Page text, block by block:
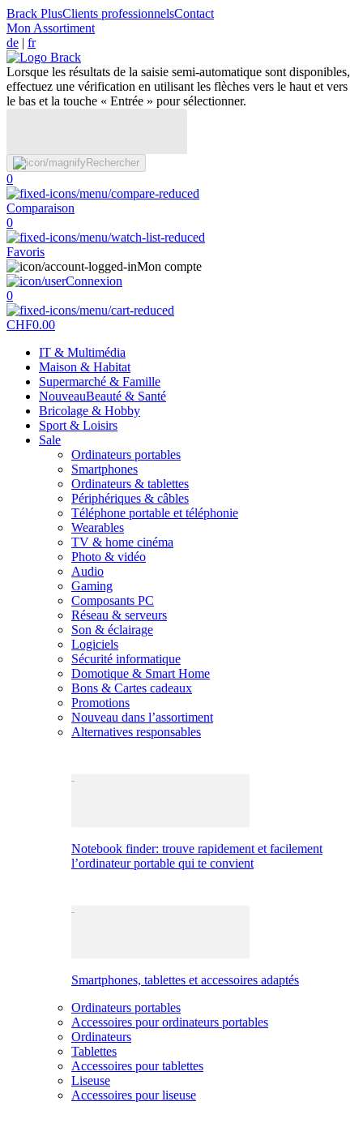
Brack PlusClients professionnelsContact
Mon Assortiment
de | fr
Lorsque les résultats de la saisie semi-automatique sont disponibles,
effectuez une vérification en utilisant les flèches vers le haut et vers
le bas et la touche « Entrée » pour sélectionner.
Rechercher
0
Comparaison
0
Favoris
Mon compte
Connexion
0
CHF0.00
IT & Multimédia
Maison & Habitat
Supermarché & Famille
NouveauBeauté & Santé
Bricolage & Hobby
Sport & Loisirs
Sale
Ordinateurs portables
Smartphones
Ordinateurs & tablettes
Périphériques & câbles
Téléphone portable et téléphonie
Wearables
TV & home cinéma
Photo & vidéo
Audio
Gaming
Composants PC
Réseau & serveurs
Son & éclairage
Logiciels
Sécurité informatique
Domotique & Smart Home
Bons & Cartes cadeaux
Promotions
Nouveau dans l’assortiment
Alternatives responsables
Notebook finder: trouve rapidement et facilement
l’ordinateur portable qui te convient
Smartphones, tablettes et accessoires adaptés
Ordinateurs portables
Accessoires pour ordinateurs portables
Ordinateurs
Tablettes
Accessoires pour tablettes
Liseuse
Accessoires pour liseuse